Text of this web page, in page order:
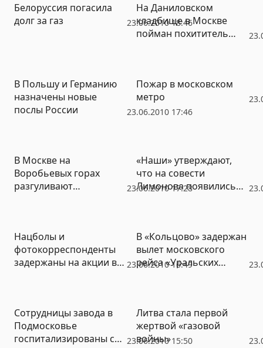
23.06.2010 18:46
Белоруссия погасила
долг за газ
На Даниловском
кладбище в Москве
пойман похититель
23.06.2010 17:46
В Польшу и Германию
назначены новые
послы России
Пожар в московском
метро
23.06.2010 17:28
В Москве на
Воробьевых горах
разгуливают
«Наши» утверждают,
что на совести
Лимонова появились
23.06.2010 16:49
Нацболы и
фотокорреспонденты
задержаны на акции в
В «Кольцово» задержан
вылет московского
рейса «Уральских
23.06.2010 15:50
Сотрудницы завода в
Подмосковье
госпитализированы с
Литва стала первой
жертвой «газовой
войны»